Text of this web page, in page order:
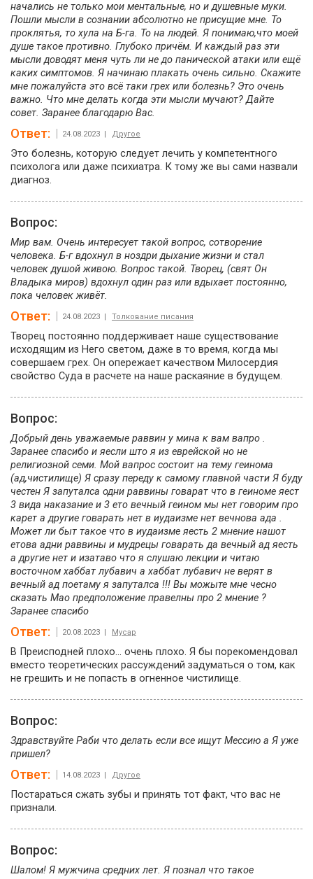
начались не только мои ментальные, но и душевные муки.
Пошли мысли в сознании абсолютно не присущие мне. То
проклятья, то хула на Б-га. То на людей. Я понимаю,что моей
душе такое противно. Глубоко причём. И каждый раз эти
мысли доводят меня чуть ли не до панической атаки или ещё
каких симптомов. Я начинаю плакать очень сильно. Скажите
мне пожалуйста это всё таки грех или болезнь? Это очень
важно. Что мне делать когда эти мысли мучают? Дайте
совет. Заранее благодарю Вас.
Ответ: 24.08.2023 | Другое
Это болезнь, которую следует лечить у компетентного
психолога или даже психиатра. К тому же вы сами назвали
диагноз.
Вопрос:
Мир вам. Очень интересует такой вопрос, сотворение
человека. Б-г вдохнул в ноздри дыхание жизни и стал
человек душой живою. Вопрос такой. Творец, (свят Он
Владыка миров) вдохнул один раз или вдыхает постоянно,
пока человек живëт.
Ответ: 24.08.2023 | Толкование писания
Творец постоянно поддерживает наше существование
исходящим из Него светом, даже в то время, когда мы
совершаем грех. Он опережает качеством Милосердия
свойство Суда в расчете на наше раскаяние в будущем.
Вопрос:
Добрый день уважаемые раввин у мина к вам вапро .
Заранее спасибо и яесли што я из еврейской но не
религиозной семи. Мой вапрос состоит на тему геинома
(ад,чистилище) Я сразу переду к самому главной части Я буду
честен Я запуталса одни раввины говарат что в геиноме яест
3 вида наказание и 3 ето вечный геином мы нет говорим про
карет а другие говарать нет в иудаизме нет вечнова ада .
Может ли быт такое что в иудаизме яесть 2 мнение нашот
етова адни раввины и мудрецы говарать да вечный ад яесть
а другие нет и изатаво что я слушаю лекции и читаю
восточном хаббат лубавич а хаббат лубавич не верят в
вечный ад поетаму я запуталса !!! Вы можыте мне чесно
сказать Мао предположение правелны про 2 мнение ?
Заранее спасибо
Ответ: 20.08.2023 | Мусар
В Преисподней плохо… очень плохо. Я бы порекомендовал
вместо теоретических рассуждений задуматься о том, как
не грешить и не попасть в огненное чистилище.
Вопрос:
Здравствуйте Раби что делать если все ищут Мессию а Я уже
пришел?
Ответ: 14.08.2023 | Другое
Постараться сжать зубы и принять тот факт, что вас не
признали.
Вопрос:
Шалом! Я мужчина средних лет. Я познал что такое